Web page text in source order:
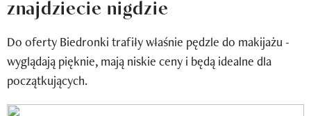
Newsletter
Wizaz Summer Influ School
Mój profil / Zarejestruj się
znajdziecie nigdzie
Do oferty Biedronki trafiły właśnie pędzle do makijażu -
wyglądają pięknie, mają niskie ceny i będą idealne dla
początkujących.